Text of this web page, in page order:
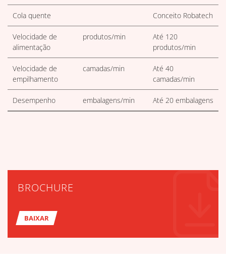
Cola quente Conceito Robatech
Velocidade de
alimentação
produtos/min
Até 120
produtos/min
Velocidade de
empilhamento
camadas/min
Até 40
camadas/min
Desempenho embalagens/min Até 20 embalagens
BROCHURE
BAIXAR